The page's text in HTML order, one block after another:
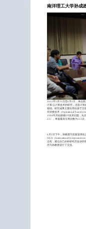
南洋理工大学孙成
2012年5月31日至6月2日，来自新
计算/云计算技术的研究，涉及计算
领域。研究成果主要应用在基于互
作转换技术（Operational
1994年开始探索OT技术问题，先
23），单篇最高引用次数为513次。
6月2日下午，孙教授与实验室师生
ISCA（International Symposium
过程，通过自己的科研经历告诉同
历与孙教授进行了交流。